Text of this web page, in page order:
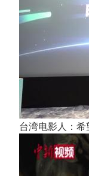
台湾电影人：希